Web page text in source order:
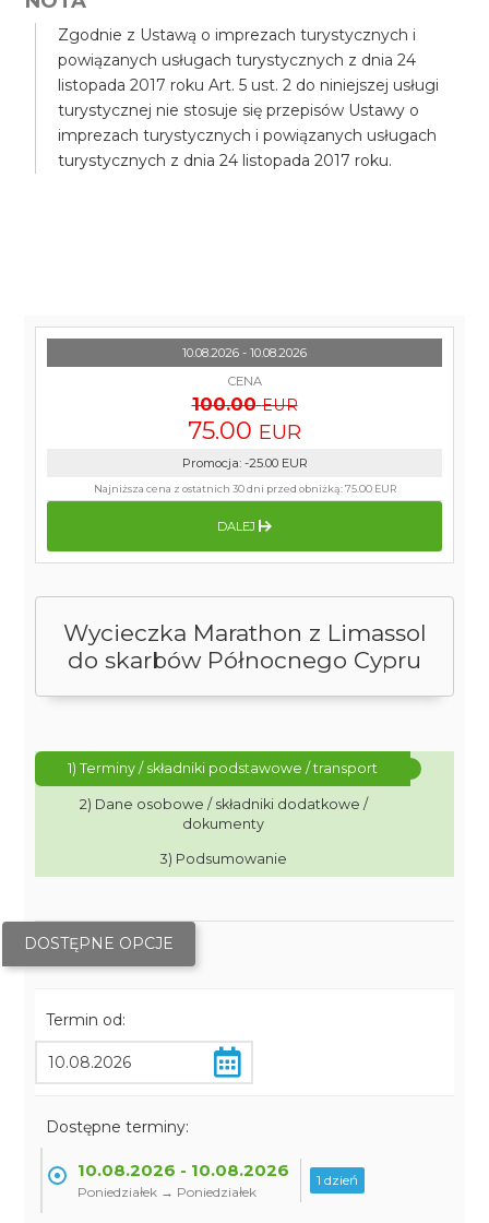
Zgodnie z Ustawą o imprezach turystycznych i
powiązanych usługach turystycznych z dnia 24
listopada 2017 roku Art. 5 ust. 2 do niniejszej usługi
turystycznej nie stosuje się przepisów Ustawy o
imprezach turystycznych i powiązanych usługach
turystycznych z dnia 24 listopada 2017 roku.
Wycieczka Marathon z Limassol
do skarbów Północnego Cypru
1) Terminy / składniki podstawowe / transport
2) Dane osobowe / składniki dodatkowe /
dokumenty
3) Podsumowanie
DOSTĘPNE OPCJE
Termin od:
Dostępne terminy:
10.08.2026 - 10.08.2026
Poniedziałek → Poniedziałek
1 dzień
10.08.2026 - 10.08.2026
CENA
100.00 EUR
75.00 EUR
Promocja: -25.00 EUR
Najniższa cena z ostatnich 30 dni przed obniżką:75.00 EUR
DALEJ